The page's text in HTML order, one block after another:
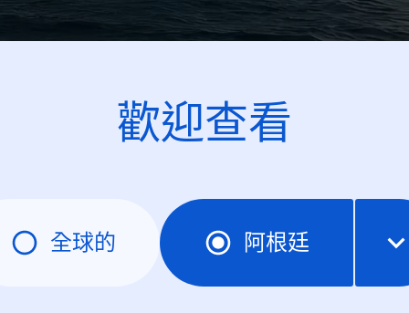
歡迎查看
全球的 阿根廷